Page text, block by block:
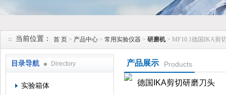
当前位置： 首 页 > 产品中心 > 常用实验仪器 > 研磨机> MF10.1德国IKA剪
目录导航 Directory
实验箱体
产品展示 Products
德国IKA剪切研磨刀头